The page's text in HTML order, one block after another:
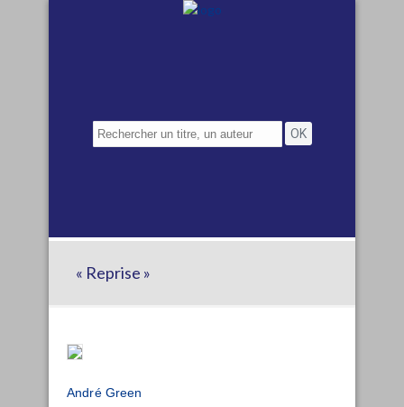
« Reprise »
André Green